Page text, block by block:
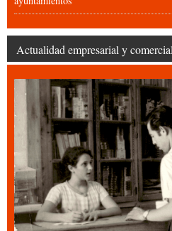
Actualidad empresarial y comercial